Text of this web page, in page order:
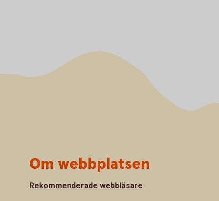
Om webbplatsen
Rekommenderade webbläsare